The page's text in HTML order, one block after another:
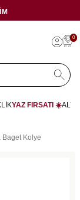
0
YAZ FIRSATI ☀️
Baget Kolye